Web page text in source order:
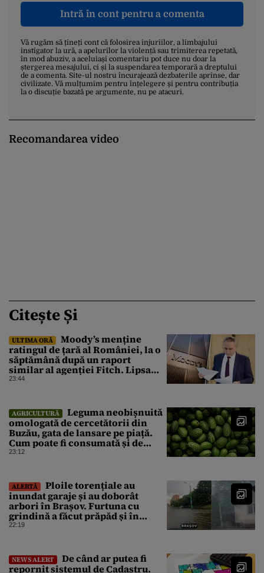
Intră în cont pentru a comenta
Vă rugăm să țineți cont că folosirea injuriilor, a limbajului
instigator la ură, a apelurilor la violență sau trimiterea repetată,
în mod abuziv, a aceluiași comentariu pot duce nu doar la
ștergerea mesajului, ci și la suspendarea temporară a dreptului
de a comenta. Site-ul nostru încurajează dezbaterile aprinse, dar
civilizate. Vă mulțumim pentru înțelegere și pentru contribuția
la o discuție bazată pe argumente, nu pe atacuri.
Recomandarea video
Citește Și
ULTIMA ORĂ
Moody’s menține
ratingul de țară al României, la o
săptămână după un raport
similar al agenției Fitch. Lipsa
unui guvern cu puteri depline,
23:44
AGRICULTURĂ
Leguma neobișnuită
omologată de cercetătorii din
Buzău, gata de lansare pe piață.
Cum poate fi consumată și de
unde provine soiul
23:12
ALERTĂ
Ploile torențiale au
inundat garaje și au doborât
arbori în Brașov. Furtuna cu
grindină a făcut prăpăd și în
Bihor
22:19
NEWS ALERT
De când ar putea fi
repornit sistemul de Cadastru.